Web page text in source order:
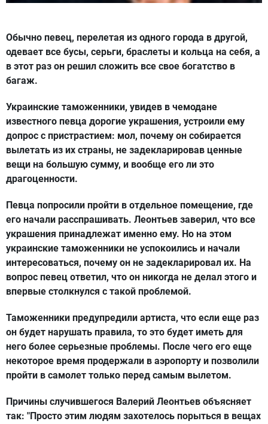
Обычно певец, перелетая из одного города в другой,
одевает все бусы, серьги, браслеты и кольца на себя, а
в этот раз он решил сложить все свое богатство в
багаж.
Украинские таможенники, увидев в чемодане
известного певца дорогие украшения, устроили ему
допрос с пристрастием: мол, почему он собирается
вылетать из их страны, не задекларировав ценные
вещи на большую сумму, и вообще его ли это
драгоценности.
Певца попросили пройти в отдельное помещение, где
его начали расспрашивать. Леонтьев заверил, что все
украшения принадлежат именно ему. Но на этом
украинские таможенники не успокоились и начали
интересоваться, почему он не задекларировал их. На
вопрос певец ответил, что он никогда не делал этого и
впервые столкнулся с такой проблемой.
Таможенники предупредили артиста, что если еще раз
он будет нарушать правила, то это будет иметь для
него более серьезные проблемы. После чего его еще
некоторое время продержали в аэропорту и позволили
пройти в самолет только перед самым вылетом.
Причины случившегося Валерий Леонтьев объясняет
так: "Просто этим людям захотелось порыться в вещах